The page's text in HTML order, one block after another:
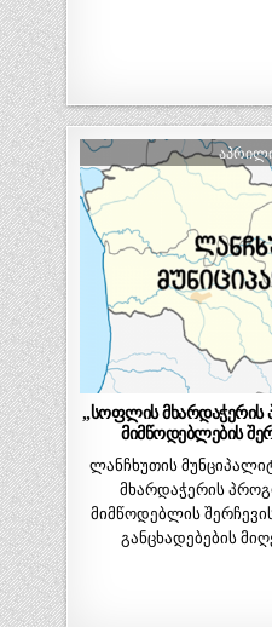
„სოფლის მხარდაჭერის
მიმწოდებლების
ლანჩხუთის
მხარდაჭერის
მიმწოდებლის
განცხადებების